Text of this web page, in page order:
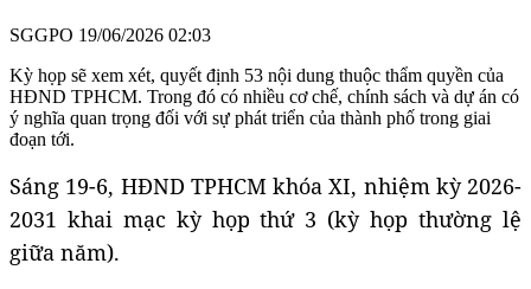
SGGPO 19/06/2026 02:03
Kỳ họp sẽ xem xét, quyết định 53 nội dung thuộc thẩm quyền của
HĐND TPHCM. Trong đó có nhiều cơ chế, chính sách và dự án có
ý nghĩa quan trọng đối với sự phát triển của thành phố trong giai
đoạn tới.
Sáng 19-6, HĐND TPHCM khóa XI, nhiệm kỳ 2026-
2031 khai mạc kỳ họp thứ 3 (kỳ họp thường lệ
giữa năm).